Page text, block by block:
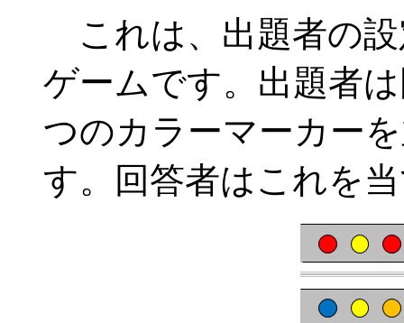
これは、出題者の
ゲームです。出題者
つのカラーマーカー
す。回答者はこれを